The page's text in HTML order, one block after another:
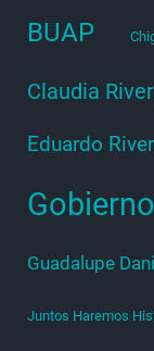
BUAP
Claudia
Eduardo
Guadalupe
Juntos Haremos